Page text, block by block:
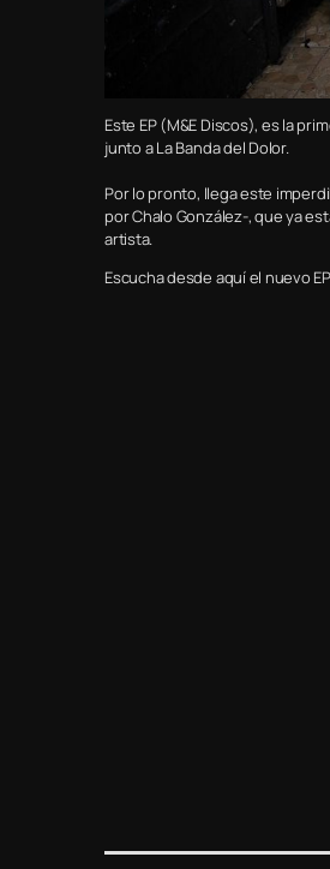
Este EP (M&E Discos), es la
junto a La Banda del Dolor.
Por lo pronto, llega este
por Chalo González-, que ya
artista.
Escucha desde aquí el nuevo